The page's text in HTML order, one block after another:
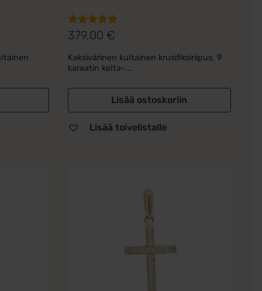
Arvostelu
5.00/ 5
379,00 €
Kaksivärinen kultainen krusifiksiriipus, 9
karaatin kelta-...
Lisää ostoskoriin
Lisää toivelistalle